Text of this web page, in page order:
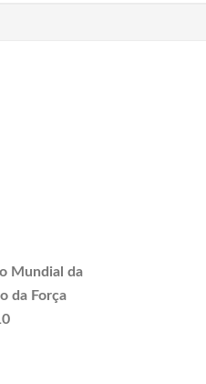
Mundial da
da Força